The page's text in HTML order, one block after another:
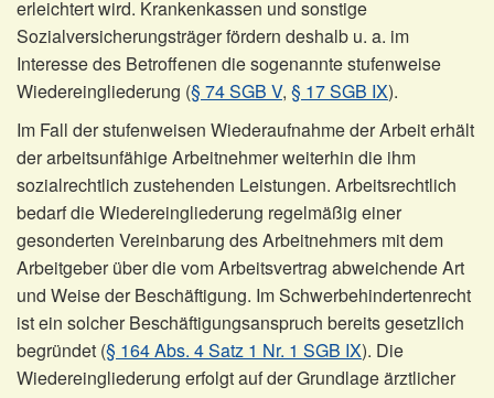
erleichtert wird. Krankenkassen und sonstige
Sozialversicherungsträger fördern deshalb u. a. im
Interesse des Betroffenen die sogenannte stufenweise
Wiedereingliederung (§ 74 SGB V, § 17 SGB IX).
Im Fall der stufenweisen Wiederaufnahme der Arbeit erhält
der arbeitsunfähige Arbeitnehmer weiterhin die ihm
sozialrechtlich zustehenden Leistungen. Arbeitsrechtlich
bedarf die Wiedereingliederung regelmäßig einer
gesonderten Vereinbarung des Arbeitnehmers mit dem
Arbeitgeber über die vom Arbeitsvertrag abweichende Art
und Weise der Beschäftigung. Im Schwerbehindertenrecht
ist ein solcher Beschäftigungsanspruch bereits gesetzlich
begründet (§ 164 Abs. 4 Satz 1 Nr. 1 SGB IX). Die
Wiedereingliederung erfolgt auf der Grundlage ärztlicher